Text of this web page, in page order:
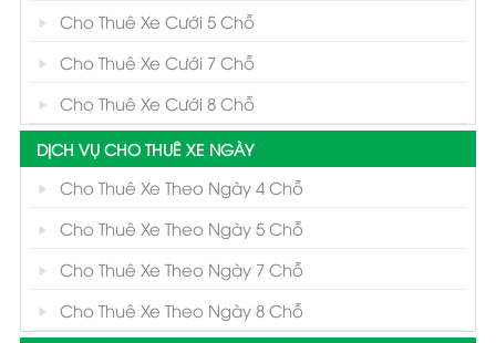
Cho Thuê Xe Cưới 5 Chỗ
Cho Thuê Xe Cưới 7 Chỗ
Cho Thuê Xe Cưới 8 Chỗ
DỊCH VỤ CHO THUÊ XE NGÀY
Cho Thuê Xe Theo Ngày 4 Chỗ
Cho Thuê Xe Theo Ngày 5 Chỗ
Cho Thuê Xe Theo Ngày 7 Chỗ
Cho Thuê Xe Theo Ngày 8 Chỗ